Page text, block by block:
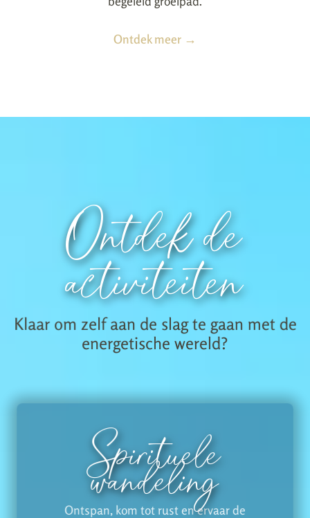
Ontdek meer →
Ontdek de
activiteiten
Klaar om zelf aan de slag te gaan met de
energetische wereld?
Spirituele
wandeling
Ontspan, kom tot rust en ervaar de